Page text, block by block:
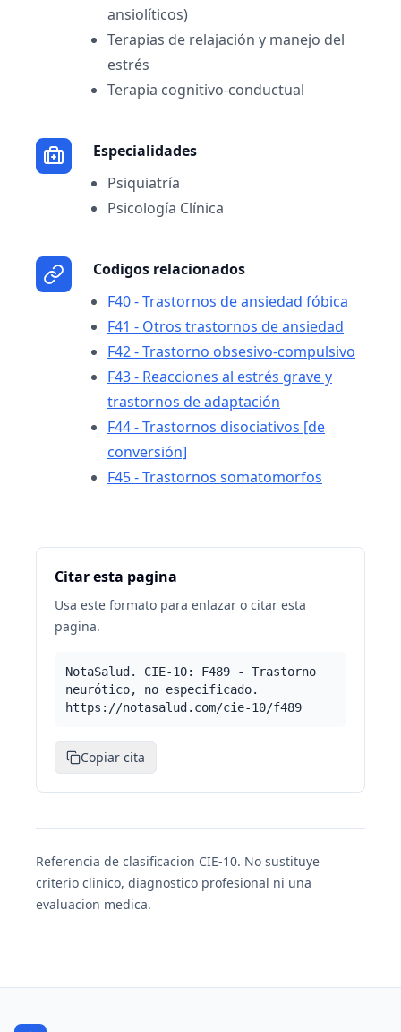
ansiolíticos)
Terapias de relajación y manejo del
estrés
Terapia cognitivo-conductual
Especialidades
Psiquiatría
Psicología Clínica
Codigos relacionados
F40 - Trastornos de ansiedad fóbica
F41 - Otros trastornos de ansiedad
F42 - Trastorno obsesivo-compulsivo
F43 - Reacciones al estrés grave y
trastornos de adaptación
F44 - Trastornos disociativos [de
conversión]
F45 - Trastornos somatomorfos
Citar esta pagina
Usa este formato para enlazar o citar esta
pagina.
NotaSalud. CIE-10: F489 - Trastorno
neurótico, no especificado.
https://notasalud.com/cie-10/f489
Copiar cita
Referencia de clasificacion CIE-10. No sustituye
criterio clinico, diagnostico profesional ni una
evaluacion medica.